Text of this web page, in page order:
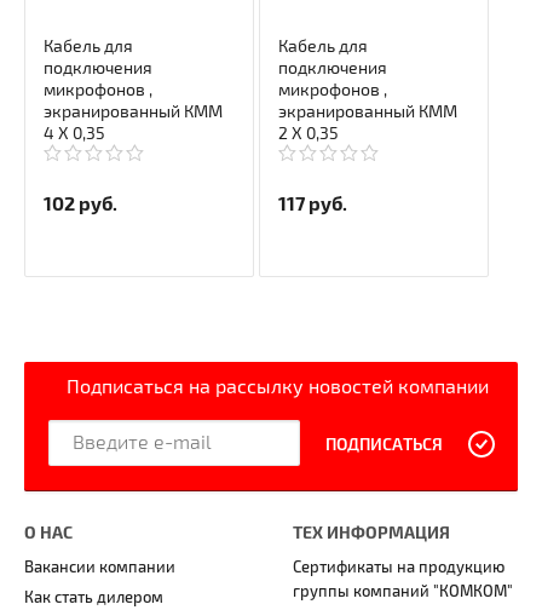
Кабель для
подключения
микрофонов ,
экранированный КММ
4 Х 0,35
102 руб.
Кабель для
подключения
микрофонов ,
экранированный КММ
2 Х 0,35
117 руб.
Подписаться на рассылку новостей компании
ПОДПИСАТЬСЯ
О НАС
Вакансии компании
Как стать дилером
ТЕХ ИНФОРМАЦИЯ
Сертификаты на продукцию
группы компаний "КОМКОМ"